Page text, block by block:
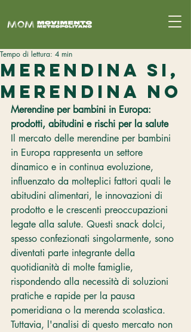
Merendina si,
Merendina no
Tempo di lettura: 4 min
Merendine per bambini in Europa:
prodotti, abitudini e rischi per la salute
Il mercato delle merendine per bambini
in Europa rappresenta un settore
dinamico e in continua evoluzione,
influenzato da molteplici fattori quali le
abitudini alimentari, le innovazioni di
prodotto e le crescenti preoccupazioni
legate alla salute. Questi snack dolci,
spesso confezionati singolarmente, sono
diventati parte integrante della
quotidianità di molte famiglie,
rispondendo alla necessità di soluzioni
pratiche e rapide per la pausa
pomeridiana o la merenda scolastica.
Tuttavia, l'analisi di questo mercato non